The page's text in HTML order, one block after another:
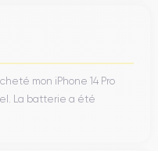
mon iPhone 14 Pro
La batterie a été